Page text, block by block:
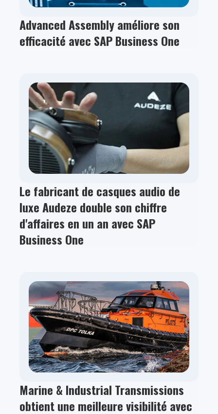
Advanced Assembly améliore son
efficacité avec SAP Business One
Le fabricant de casques audio de
luxe Audeze double son chiffre
d'affaires en un an avec SAP
Business One
Marine & Industrial Transmissions
obtient une meilleure visibilité avec